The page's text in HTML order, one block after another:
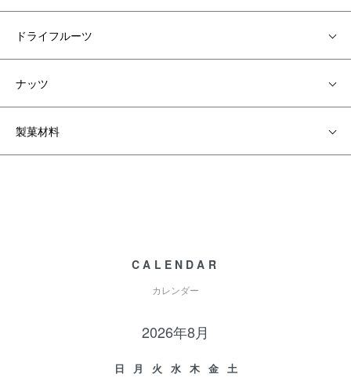
ドライフルーツ
ナッツ
製菓材料
CALENDAR
カレンダー
2026年8月
日 月 火 水 木 金
土